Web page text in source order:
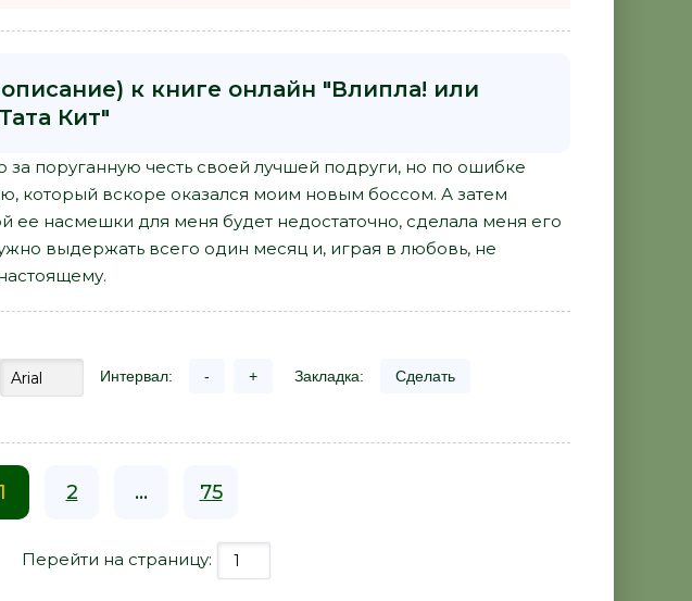
к книге онлайн "Влипла! или
Кит"
за поруганную честь своей лучшей подруги, но по ошибке
который вскоре оказался моим новым боссом. А затем
ее насмешки для меня будет недостаточно, сделала меня его
выдержать всего один месяц и, играя в любовь, не
Интервал: - + Закладка: Сделать
1 2 ... 75
Перейти на страницу: